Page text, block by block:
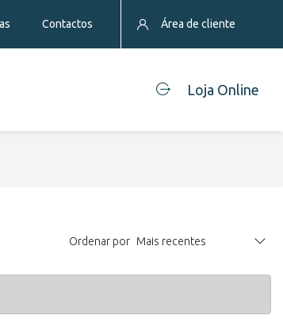
Contactos Área de cliente
Loja Online
Ordenar por Mais recentes